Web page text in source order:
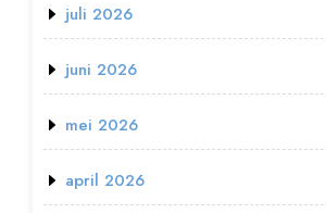
juli 2026
juni 2026
mei 2026
april 2026